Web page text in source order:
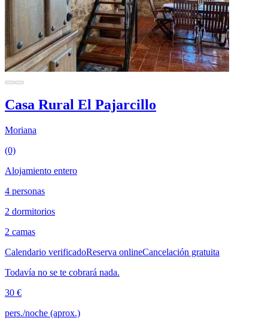
Casa Rural El Pajarcillo
Moriana
(0)
Alojamiento entero
4 personas
2 dormitorios
2 camas
Calendario verificadoReserva onlineCancelación gratuita
Todavía no se te cobrará nada.
30 €
pers./noche (aprox.)